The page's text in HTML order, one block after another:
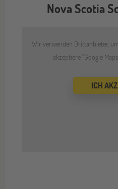
Nova Scotia
Wir verwenden Drittanbieter,
akzeptiere "Google
ICH